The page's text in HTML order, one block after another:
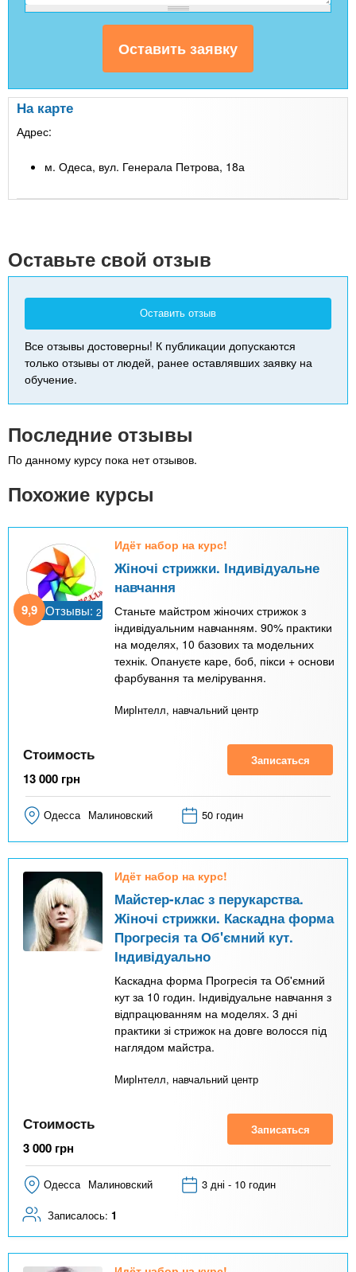
На карте
Адрес:
м. Одеса, вул. Генерала Петрова, 18а
Оставьте свой отзыв
Оставить отзыв
Все отзывы достоверны! К публикации допускаются
только отзывы от людей, ранее оставлявших заявку на
обучение.
Последние отзывы
По данному курсу пока нет отзывов.
Похожие курсы
9,9 Отзывы: 2
Идёт набор на курс!
Жіночі стрижки. Індивідуальне
навчання
Станьте майстром жіночих стрижок з
індивідуальним навчанням. 90% практики
на моделях, 10 базових та модельних
технік. Опануєте каре, боб, пікси + основи
фарбування та мелірування.
МирІнтелл, навчальний центр
Стоимость
13 000 грн
Записаться
Одесса Малиновский 50 годин
Идёт набор на курс!
Майстер-клас з перукарства.
Жіночі стрижки. Каскадна форма
Прогресія та Об'ємний кут.
Індивідуально
Каскадна форма Прогресія та Об'ємний
кут за 10 годин. Індивідуальне навчання з
відпрацюванням на моделях. 3 дні
практики зі стрижок на довге волосся під
наглядом майстра.
МирІнтелл, навчальний центр
Стоимость
3 000 грн
Записаться
Одесса Малиновский 3 дні - 10 годин
Записалось: 1